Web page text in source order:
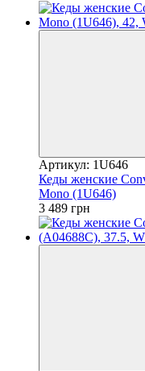
Артикул: 1U646
Кеды женские
Mono (1U646)
3 489 грн